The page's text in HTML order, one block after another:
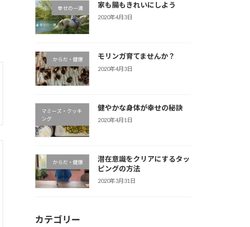
幸せの一滴 家も腸もきれいにしよう
2020年4月3日
からだ・健康 モリンガ育てませんか？
2020年4月3日
マミーズ・クッキ
ング
健やかな身体が幸せの秘訣
2020年4月1日
からだ・健康
潜在意識をクリアにするタッ
ピングの方法
2020年3月31日
カテゴリー